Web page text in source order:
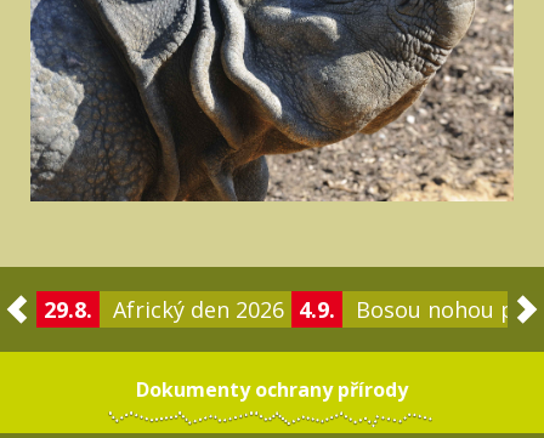
29.8. Africký den 2026 4.9. Bosou nohou po
Dokumenty ochrany přírody